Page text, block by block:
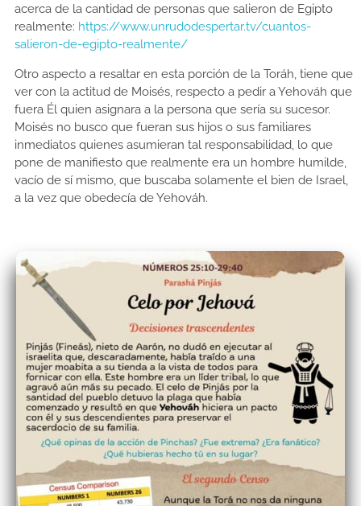
acerca de la cantidad de personas que salieron de Egipto
realmente: https://www.unrudodespertar.tv/cuantos-
salieron-de-egipto-realmente/
Otro aspecto a resaltar en esta porción de la Toráh, tiene que
ver con la actitud de Moisés, respecto a pedir a Yehováh que
fuera Él quien asignara a la persona que sería su sucesor.
Moisés no busco que fueran sus hijos o sus familiares
inmediatos quienes asumieran tal responsabilidad, lo que
pone de manifiesto que realmente era un hombre humilde,
vacío de sí mismo, que buscaba solamente el bien de Israel,
a la vez que obedecía de Yehováh.